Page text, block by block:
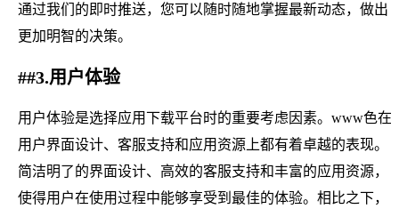
通过我们的即时推送，您可以随时随地掌握最新动态，做出
更加明智的决策。
##3.用户体验
用户体验是选择应用下载平台时的重要考虑因素。www色在
用户界面设计、客服支持和应用资源上都有着卓越的表现。
简洁明了的界面设计、高效的客服支持和丰富的应用资源，
使得用户在使用过程中能够享受到最佳的体验。相比之下，